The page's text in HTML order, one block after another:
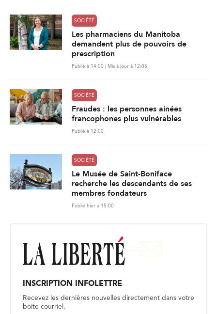
SOCIÉTÉ
Les pharmaciens du Manitoba
demandent plus de pouvoirs de
prescription
Publié à 14:00 | Mis à jour à 12:05
SOCIÉTÉ
Fraudes : les personnes ainées
francophones plus vulnérables
Publié à 12:00
SOCIÉTÉ
Le Musée de Saint-Boniface
recherche les descendants de ses
membres fondateurs
Publié hier à 15:00
INSCRIPTION INFOLETTRE
Recevez les dernières nouvelles directement dans votre
boite courriel.